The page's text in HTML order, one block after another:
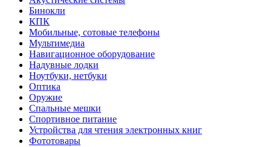
Бинокли
КПК
Мобильные, сотовые телефоны
Мультимедиа
Навигационное оборудование
Надувные лодки
Ноутбуки, нетбуки
Оптика
Оружие
Спальные мешки
Спортивное питание
Устройства для чтения электронных книг
Фототовары